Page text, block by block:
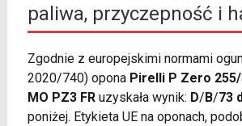
paliwa, przyczepność i
Zgodnie z europejskimi normami
2020/740) opona Pirelli P Zero 255/
MO PZ3 FRuzyskała wynik: D/ B/73
poniżej. Etykieta UE na oponach,